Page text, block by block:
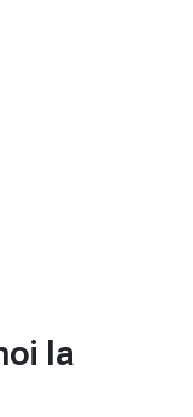
la